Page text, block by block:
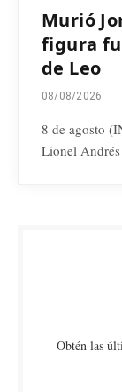
Murió
figura
de Leo
08/08/2026
8 de agosto
Lionel
Obtén las